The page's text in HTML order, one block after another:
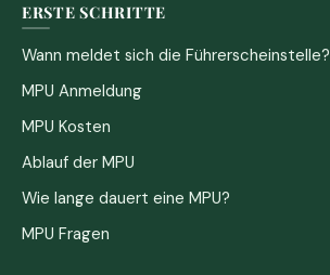
ERSTE SCHRITTE
Wann meldet sich die Führerscheinstelle?
MPU Anmeldung
MPU Kosten
Ablauf der MPU
Wie lange dauert eine MPU?
MPU Fragen